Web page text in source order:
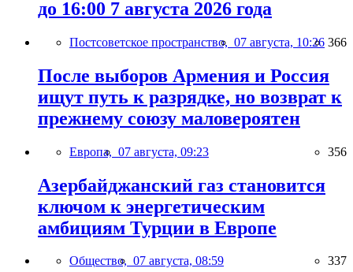
до 16:00 7 августа 2026 года
Постсоветское пространство, 07 августа, 10:26 366
После выборов Армения и Россия
ищут путь к разрядке, но возврат к
прежнему союзу маловероятен
Европа, 07 августа, 09:23 356
Азербайджанский газ становится
ключом к энергетическим
амбициям Турции в Европе
Общество, 07 августа, 08:59 337